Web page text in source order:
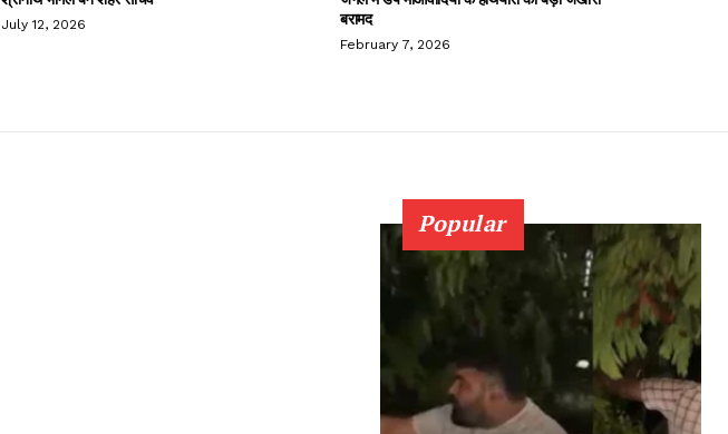
July 12, 2026
बरामद
February 7, 2026
Popular